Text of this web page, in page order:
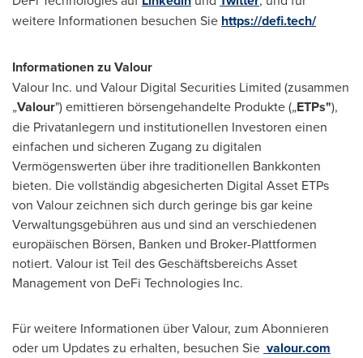
weitere Informationen besuchen Sie https://defi.tech/
Informationen zu Valour
Valour Inc. und Valour Digital Securities Limited (zusammen
„Valour") emittieren börsengehandelte Produkte („ETPs"),
die Privatanlegern und institutionellen Investoren einen
einfachen und sicheren Zugang zu digitalen
Vermögenswerten über ihre traditionellen Bankkonten
bieten. Die vollständig abgesicherten Digital Asset ETPs
von Valour zeichnen sich durch geringe bis gar keine
Verwaltungsgebühren aus und sind an verschiedenen
europäischen Börsen, Banken und Broker-Plattformen
notiert. Valour ist Teil des Geschäftsbereichs Asset
Management von DeFi Technologies Inc.
Für weitere Informationen über Valour, zum Abonnieren
oder um Updates zu erhalten, besuchen Sie valour.com